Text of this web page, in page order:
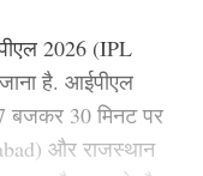
2026 (IPL
है. आईपीएल
बजकर 30 मिनट पर
और राजस्थान